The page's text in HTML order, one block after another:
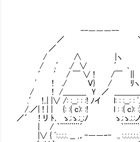
--―――--
／
／
/ ∧ |ヽ ､-
/ ,′ ./ ∨ ′ ､ .!
′ ′ / ￣ ∨ ! /
' ! ./ Ｖ} / ﾘヽ
/ ! /＿＿＿ Y
.′ !..| |∨ /: :__: : :! ﾉイ l: : :__: :
/.／| ! | | {: :{ c): :! l : :{ c):
／´ ! リ ﾄ､ ゝ.;ゝ.;_;ﾉ ゝ.;
| / ｀¨¨¨¨¨´ ｀¨¨¨¨¨´l ├'
|∨ { ﾟ:.:.:.:. __ ,，-――‐- .,